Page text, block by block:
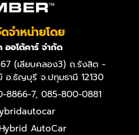
จำหน่ายโดย
อโต้คาร์ จำกัด
(เลียบคลอง3) ถ.รังสิต -
อ.ธัญบุรี จ.ปทุมธานี 12130
8866-7, 085-800-0881
AutoCar